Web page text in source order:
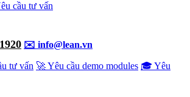
cầu tư vấn
✉️ info@lean.vn
tư vấn 🚀 Yêu cầu demo modules 🎓 Yêu